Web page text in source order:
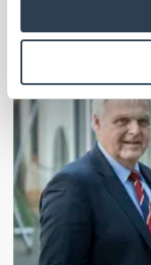
provided to them or
Weitere